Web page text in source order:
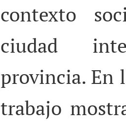
contexto
ciudad
provincia. En
trabajo